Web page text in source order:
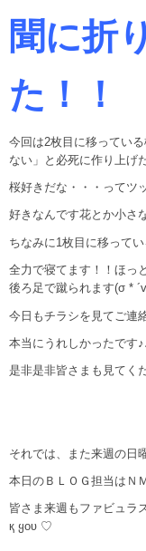
聞に折
た！！
今回は2枚目に移ってい
ない」と必死に作り上げ
桜好きだな・・・ってツ
好きなんです花とか小さ
ちなみに1枚目に移って
全力で寝てます！！ほっ
後ろ足で蹴られます(σ *
今日もチラシを見てご連
本当にうれしかったです
是非是非皆さまも見てく
それでは、また来週の日
本日のＢＬＯＧ担当はＮ
皆さま来週もファビュラ
қ ყoʋ ♡